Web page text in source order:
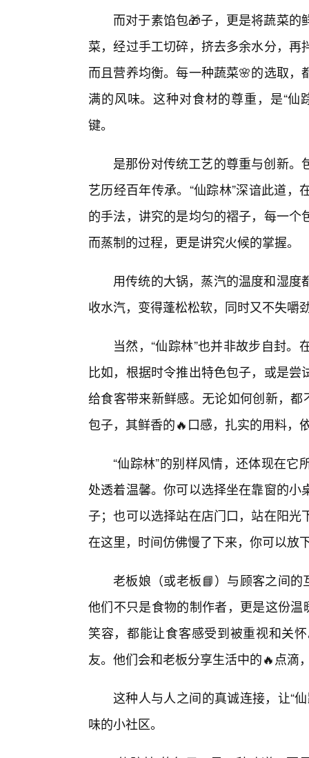
而对于素馅包🎁子，更是将蔬菜
菜，经过手工切碎，挤去多余水分，
而且营养均衡。每一种蔬菜🌸的选取
满的风味。这种对食材的尊重，是“
键。
是那份对传统工艺的尊重与创新
艺历经百年传承。“仙踪林”深谙此道
的手法，讲究的是均匀的褶子，每一
而蒸制的过程，更是讲究火候的掌握。
用传统的大锅，蒸汽的温度和湿
收水汽，变得蓬松松软，同时又不失嚼
当然，“仙踪林”也并非故步自封
比如，根据时令推出特色包子，或是
给食客带来新鲜感。无论如何创新，
包子，其鲜香的🔥口感，扎实的用料，
“仙踪林”的别样风情，还体现在
处透着温馨。你可以选择坐在靠窗的
子；也可以选择站在店门口，站在阳
在这里，时间仿佛慢了下来，你可以放
老板娘（或老板📘）与顾客之间的
他们不只是食物的制作者，更是这份
笑容，都能让食客感受到被重视和关
友。他们会和老板分享生活中的🔥点滴
这种人与人之间的真诚连接，让“
味的小社区。